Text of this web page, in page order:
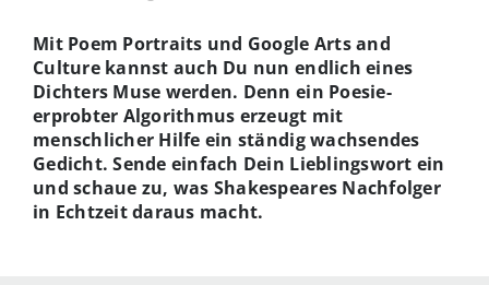
Mit Poem Portraits und Google Arts and
Culture kannst auch Du nun endlich eines
Dichters Muse werden. Denn ein Poesie-
erprobter Algorithmus erzeugt mit
menschlicher Hilfe ein ständig wachsendes
Gedicht. Sende einfach Dein Lieblingswort ein
und schaue zu, was Shakespeares Nachfolger
in Echtzeit daraus macht.